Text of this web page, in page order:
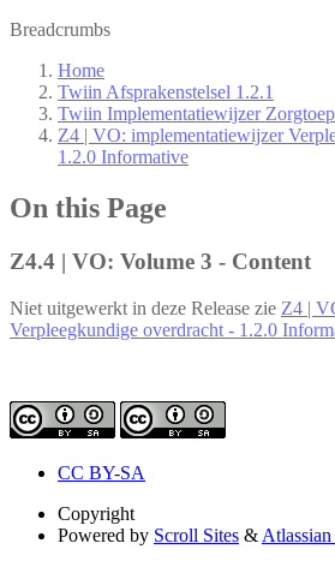
Breadcrumbs
Home
Twiin Afsprakenstelsel 1.2.1
Twiin Implementatiewijzer
Z4 | VO: implementatiewijzer
1.2.0 Informative
On this Page
Z4.4 | VO: Volume 3 - Content
Niet uitgewerkt in deze Release zie Z4 |
Verpleegkundige overdracht - 1.2.0
CC BY-SA
Copyright
Powered by Scroll Sites &